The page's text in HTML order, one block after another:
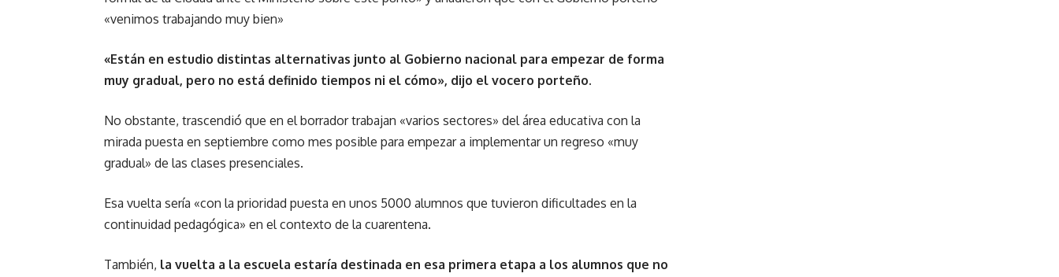
«venimos trabajando muy bien»
«Están en estudio distintas alternativas junto al Gobierno nacional para empezar de forma
muy gradual, pero no está definido tiempos ni el cómo», dijo el vocero porteño.
No obstante, trascendió que en el borrador trabajan «varios sectores» del área educativa con la
mirada puesta en septiembre como mes posible para empezar a implementar un regreso «muy
gradual» de las clases presenciales.
Esa vuelta sería «con la prioridad puesta en unos 5000 alumnos que tuvieron dificultades en la
continuidad pedagógica» en el contexto de la cuarentena.
También, la vuelta a la escuela estaría destinada en esa primera etapa a los alumnos que no